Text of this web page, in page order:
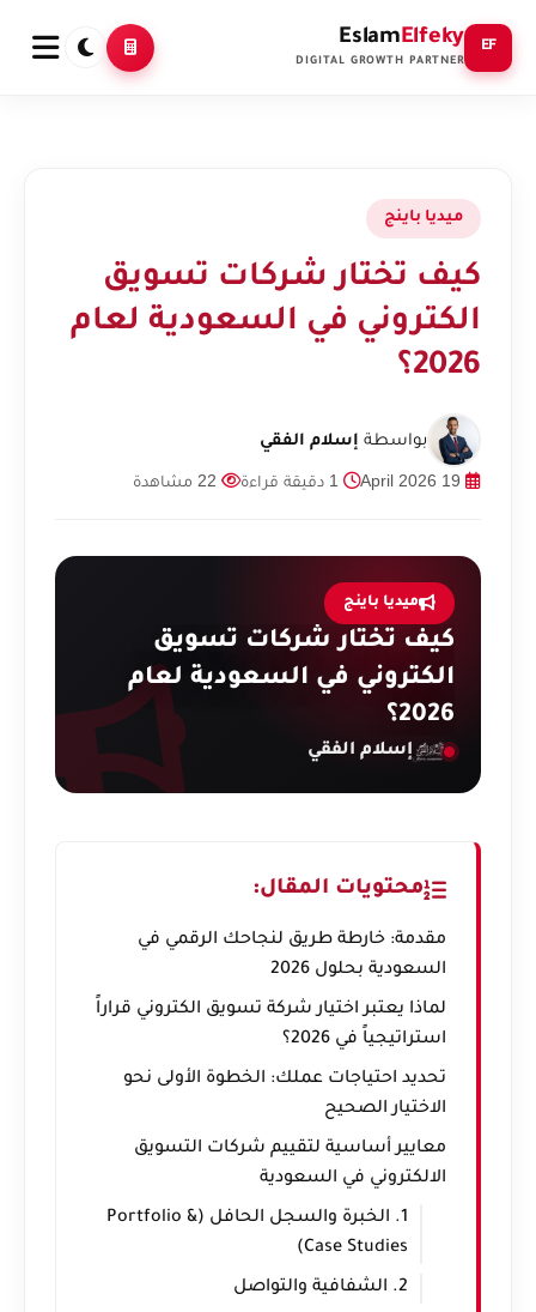
EF
EslamElfeky
DIGITAL GROWTH PARTNER
ميديا باينج
كيف تختار شركات تسويق
الكتروني في السعودية لعام
2026؟
بواسطة إسلام الفقي
ميديا باينج
كيف تختار شركات تسويق
الكتروني في السعودية لعام
2026؟
إسلام الفقي
محتويات المقال:
مقدمة: خارطة طريق لنجاحك الرقمي في
السعودية بحلول 2026
لماذا يعتبر اختيار شركة تسويق الكتروني قراراً
استراتيجياً في 2026؟
تحديد احتياجات عملك: الخطوة الأولى نحو
الاختيار الصحيح
معايير أساسية لتقييم شركات التسويق
الالكتروني في السعودية
1. الخبرة والسجل الحافل (Portfolio &
Case Studies)
2. الشفافية والتواصل